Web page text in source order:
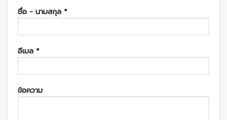
ชื่อ - นามสกุล *
อีเมล *
ข้อความ